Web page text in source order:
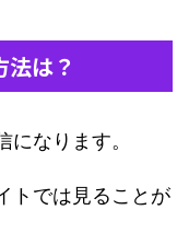
は？
になります。
トでは見ることが